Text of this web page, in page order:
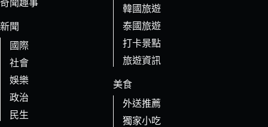
果
奇聞趣事
新聞
國際
社會
娛樂
政治
民生
韓國旅遊
泰國旅遊
打卡景點
旅遊資訊
美食
外送推薦
獨家小吃